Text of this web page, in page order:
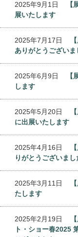
2025年9月1日
展いたします
2025年7月17日
ありがとうございま
2025年6月9日
します
2025年5月20日
に出展いたします
2025年4月16日
りがとうございまし
2025年3月11日
たします
2025年2月19日
ト・ショー春2025